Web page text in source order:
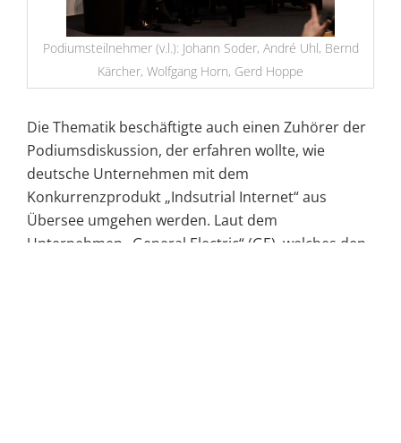
Podiumsteilnehmer (v.l.): Johann Soder, André Uhl, Bernd
Kärcher, Wolfgang Horn, Gerd Hoppe
Die Thematik beschäftigte auch einen Zuhörer der
Podiumsdiskussion, der erfahren wollte, wie
deutsche Unternehmen mit dem
Konkurrenzprodukt „Indsutrial Internet“ aus
Übersee umgehen werden. Laut dem
Unternehmen „General Electric“ (GE), welches den